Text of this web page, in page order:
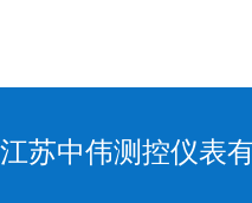
江苏中伟测控仪表